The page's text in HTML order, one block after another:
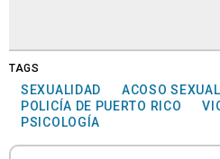
TAGS
SEXUALIDAD
ACOSO SEXUAL
POLICÍA DE PUERTO RICO
PSICOLOGÍA